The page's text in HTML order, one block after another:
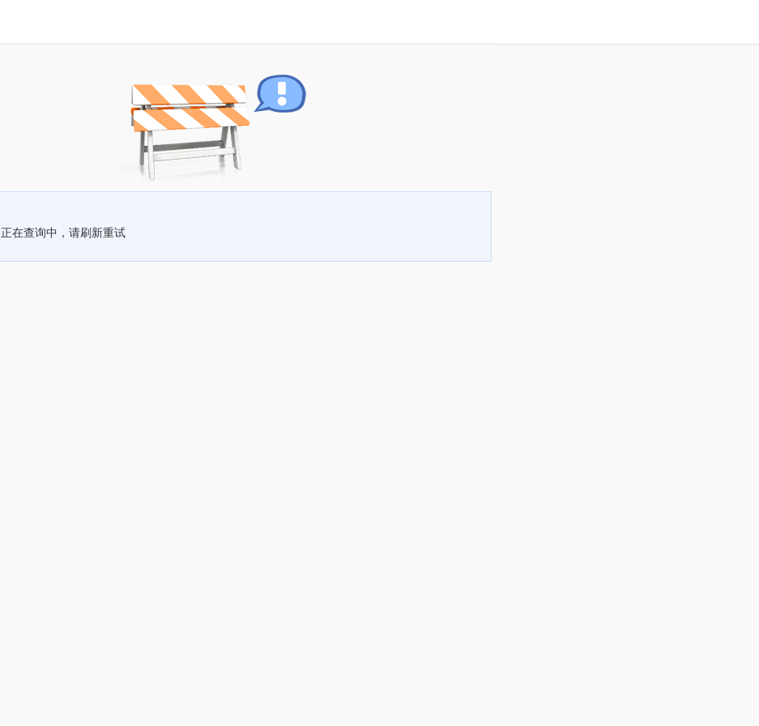
正在查询中，请刷新重试